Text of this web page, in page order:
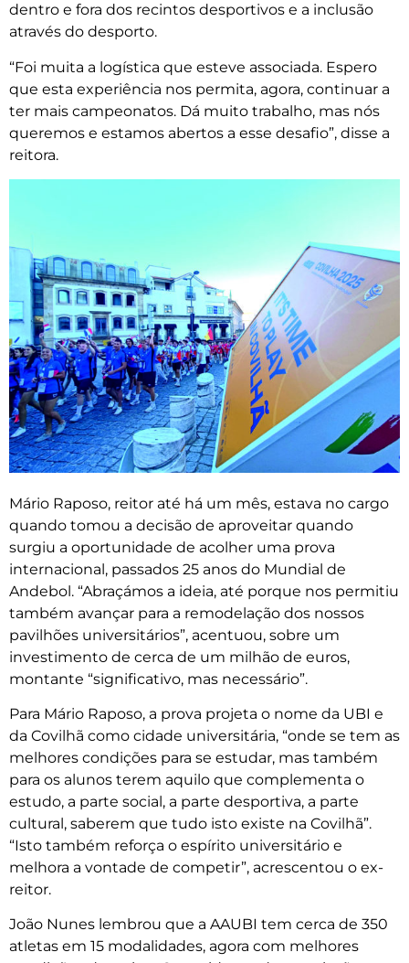
dentro e fora dos recintos desportivos e a inclusão
através do desporto.
“Foi muita a logística que esteve associada. Espero
que esta experiência nos permita, agora, continuar a
ter mais campeonatos. Dá muito trabalho, mas nós
queremos e estamos abertos a esse desafio”, disse a
reitora.
Mário Raposo, reitor até há um mês, estava no cargo
quando tomou a decisão de aproveitar quando
surgiu a oportunidade de acolher uma prova
internacional, passados 25 anos do Mundial de
Andebol. “Abraçámos a ideia, até porque nos permitiu
também avançar para a remodelação dos nossos
pavilhões universitários”, acentuou, sobre um
investimento de cerca de um milhão de euros,
montante “significativo, mas necessário”.
Para Mário Raposo, a prova projeta o nome da UBI e
da Covilhã como cidade universitária, “onde se tem as
melhores condições para se estudar, mas também
para os alunos terem aquilo que complementa o
estudo, a parte social, a parte desportiva, a parte
cultural, saberem que tudo isto existe na Covilhã”.
“Isto também reforça o espírito universitário e
melhora a vontade de competir”, acrescentou o ex-
reitor.
João Nunes lembrou que a AAUBI tem cerca de 350
atletas em 15 modalidades, agora com melhores